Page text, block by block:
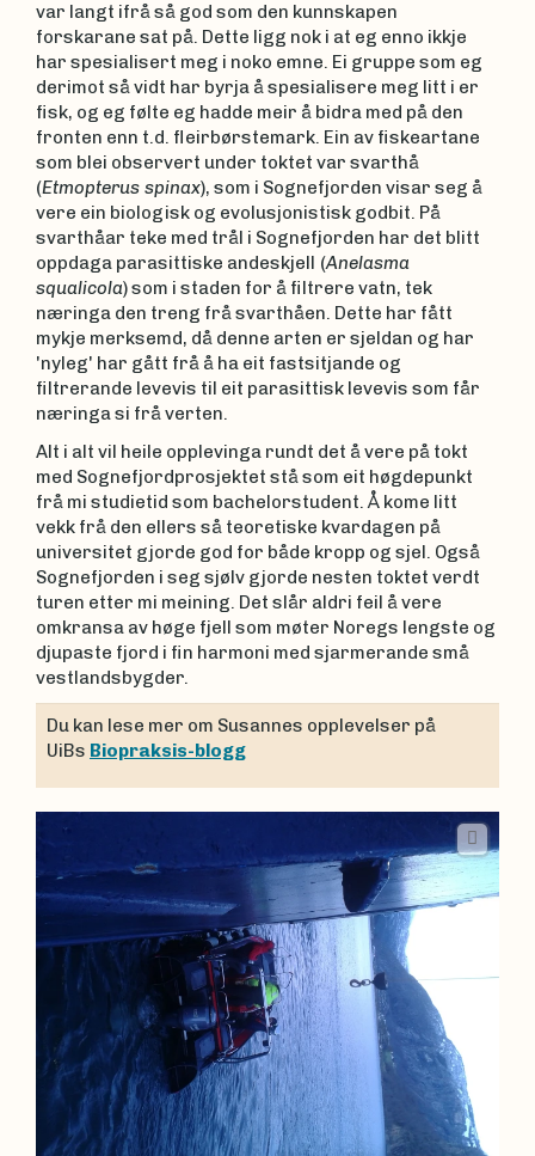
var langt ifrå så god som den kunnskapen
forskarane sat på. Dette ligg nok i at eg enno ikkje
har spesialisert meg i noko emne. Ei gruppe som eg
derimot så vidt har byrja å spesialisere meg litt i er
fisk, og eg følte eg hadde meir å bidra med på den
fronten enn t.d. fleirbørstemark. Ein av fiskeartane
som blei observert under toktet var svarthå
(Etmopterus spinax), som i Sognefjorden visar seg å
vere ein biologisk og evolusjonistisk godbit. På
svarthåar teke med trål i Sognefjorden har det blitt
oppdaga parasittiske andeskjell (Anelasma
squalicola) som i staden for å filtrere vatn, tek
næringa den treng frå svarthåen. Dette har fått
mykje merksemd, då denne arten er sjeldan og har
'nyleg' har gått frå å ha eit fastsitjande og
filtrerande levevis til eit parasittisk levevis som får
næringa si frå verten.
Alt i alt vil heile opplevinga rundt det å vere på tokt
med Sognefjordprosjektet stå som eit høgdepunkt
frå mi studietid som bachelorstudent. Å kome litt
vekk frå den ellers så teoretiske kvardagen på
universitet gjorde god for både kropp og sjel. Også
Sognefjorden i seg sjølv gjorde nesten toktet verdt
turen etter mi meining. Det slår aldri feil å vere
omkransa av høge fjell som møter Noregs lengste og
djupaste fjord i fin harmoni med sjarmerande små
vestlandsbygder.
Du kan lese mer om Susannes opplevelser på
UiBs Biopraksis-blogg